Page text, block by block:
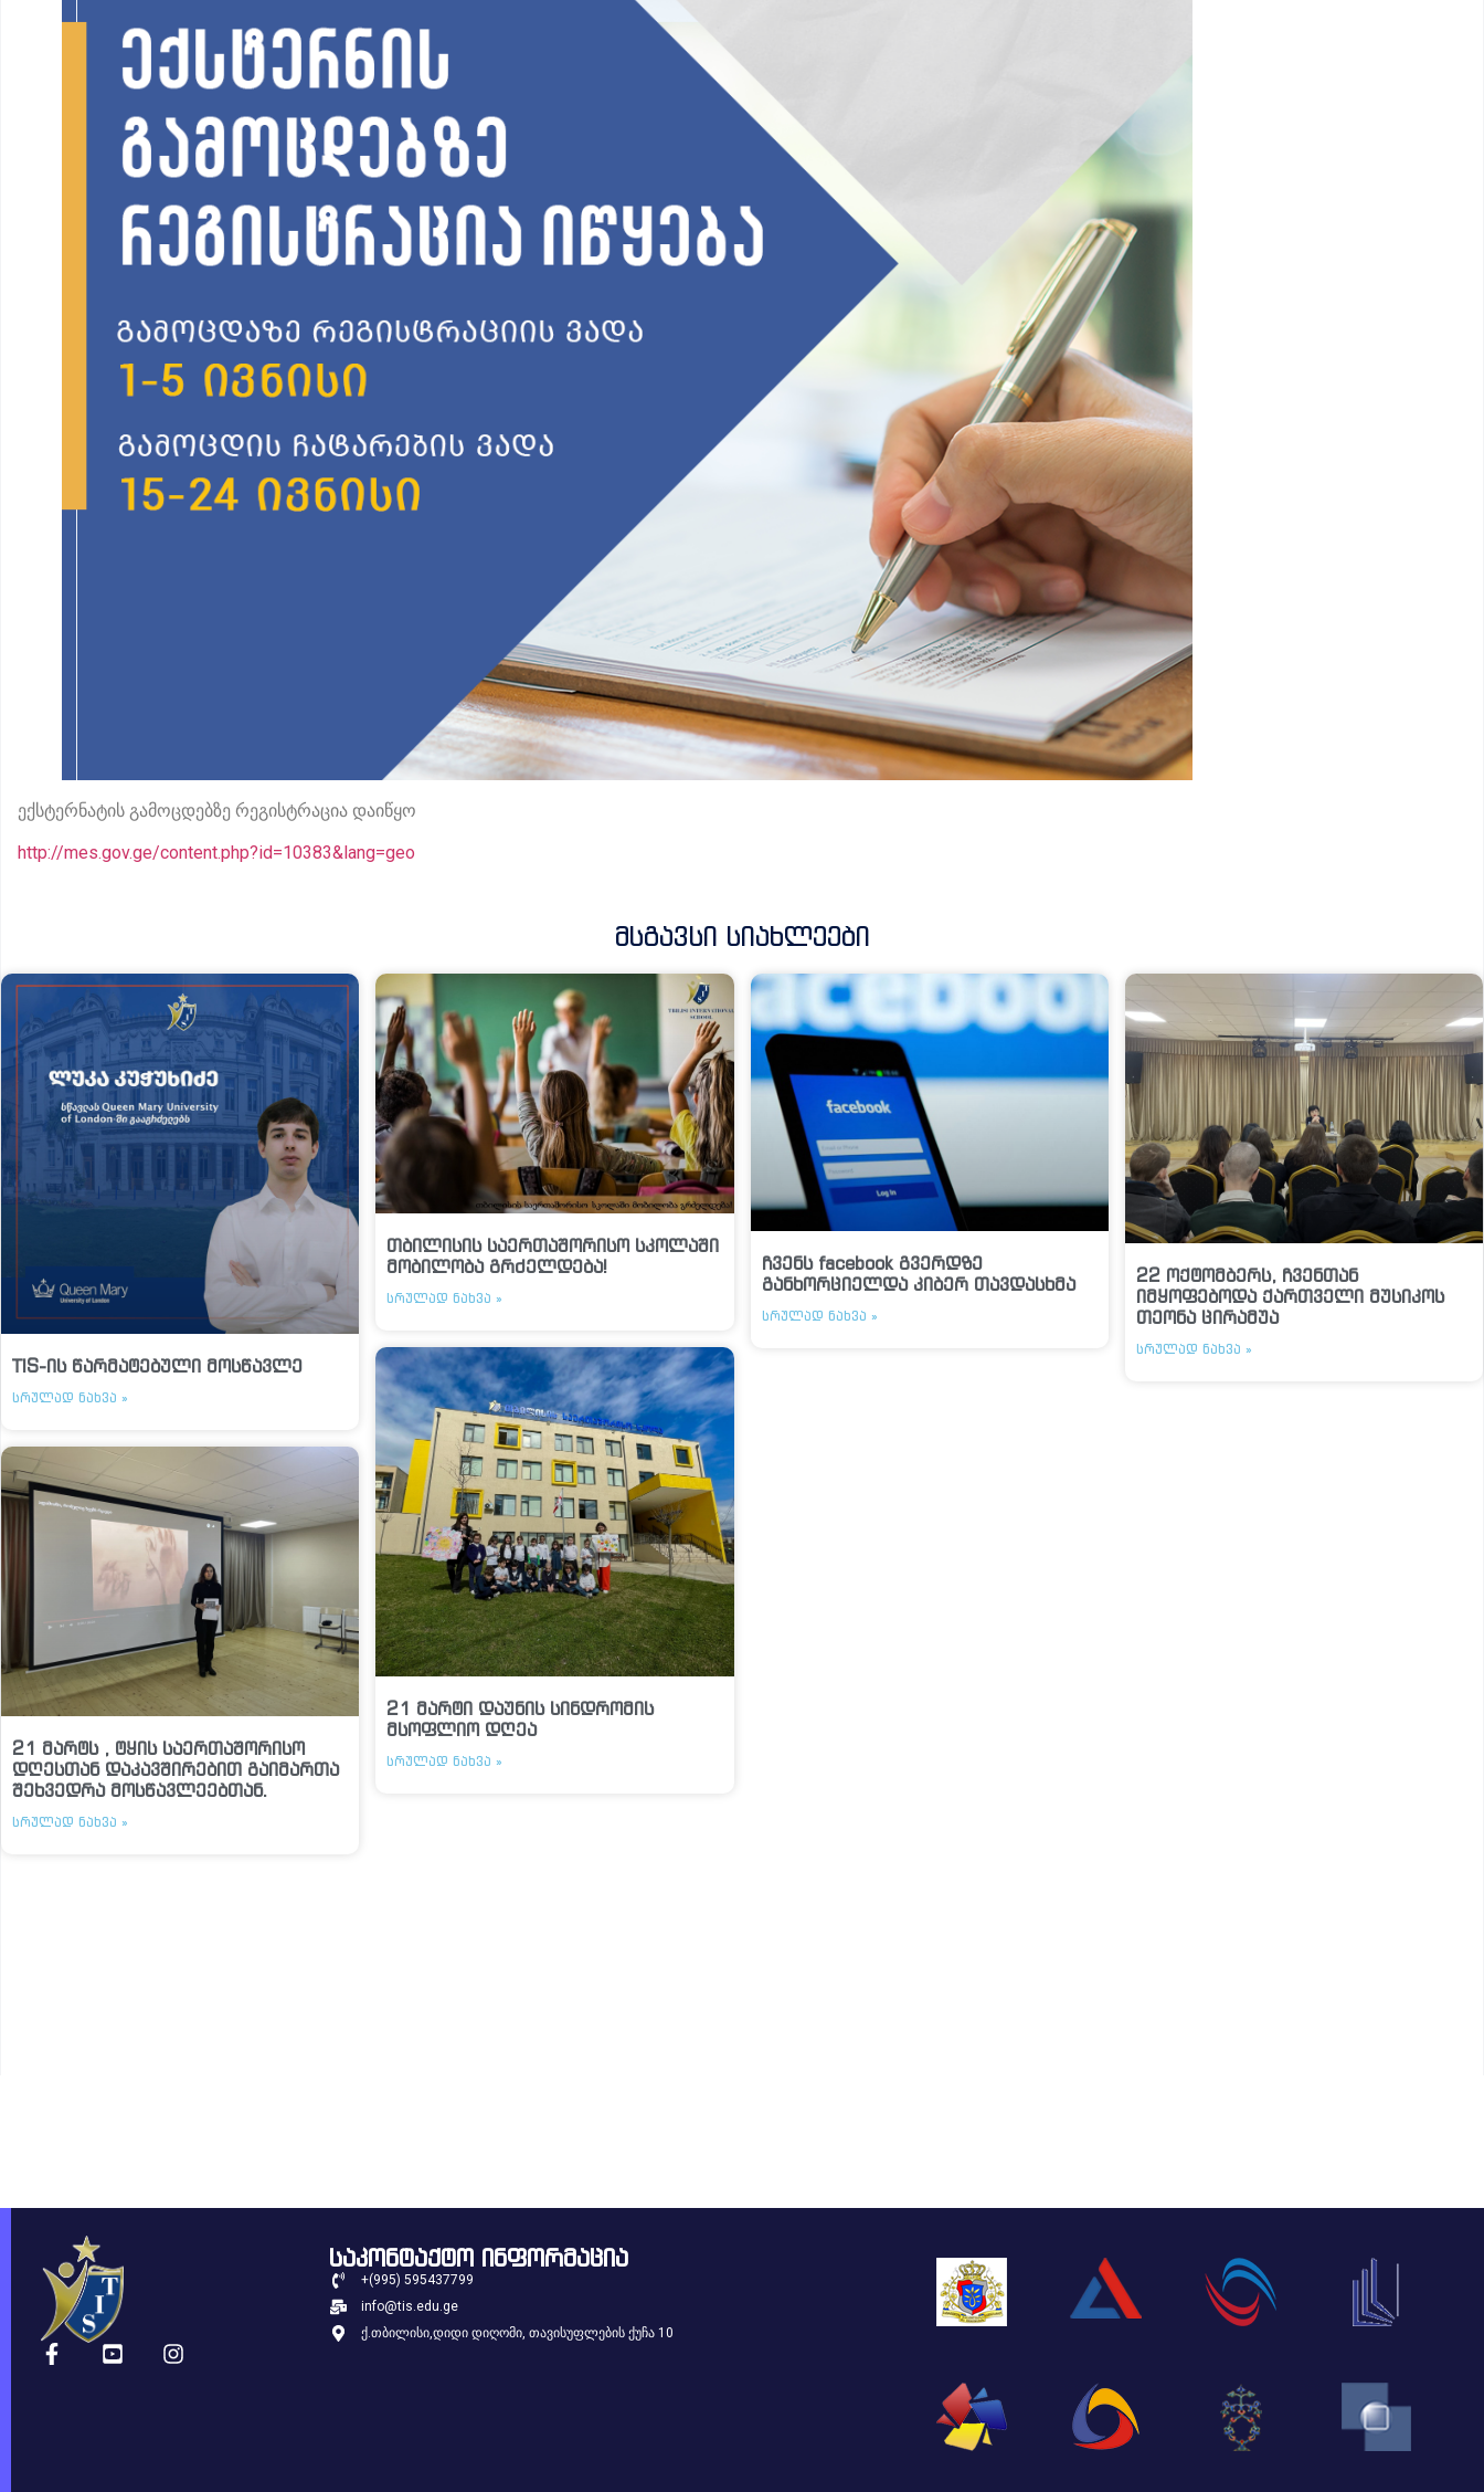
ექსტერნატის გამოცდებზე რეგისტრაცია დაიწყო
http://mes.gov.ge/content.php?id=10383&lang=geo
Მსგავსი Სიახლეები
TIS-ის წარმატებული მოსწავლე
ᲡᲠᲣᲚᲐᲓ ᲜᲐᲮᲕᲐ »
თბილისის საერთაშორისო სკოლაში
მობილობა გრძელდება!
ᲡᲠᲣᲚᲐᲓ ᲜᲐᲮᲕᲐ »
ჩვენს facebook გვერდზე
განხორციელდა კიბერ თავდასხმა
ᲡᲠᲣᲚᲐᲓ ᲜᲐᲮᲕᲐ »
22 ოქტომბერს, ჩვენთან
იმყოფებოდა ქართველი მუსიკოს
თეონა ცირამუა
ᲡᲠᲣᲚᲐᲓ ᲜᲐᲮᲕᲐ »
21 მარტს , ტყის საერთაშორისო
დღესთან დაკავშირებით გაიმართა
შეხვედრა მოსწავლეებთან.
ᲡᲠᲣᲚᲐᲓ ᲜᲐᲮᲕᲐ »
21 მარტი დაუნის სინდრომის
მსოფლიო დღეა
ᲡᲠᲣᲚᲐᲓ ᲜᲐᲮᲕᲐ »
საკონტაქტო ინფორმაცია
+(995) 595437799
info@tis.edu.ge
ქ.თბილისი,დიდი დიღომი, თავისუფლების ქუჩა 10